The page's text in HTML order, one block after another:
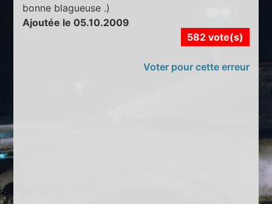
bonne blagueuse .)
Ajoutée le 05.10.2009
582 vote(s)
Voter pour cette erreur